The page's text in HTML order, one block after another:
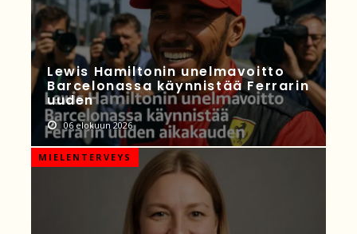
Lewis Hamiltonin unelmavoitto
Barcelonassa käynnistää Ferrarin
uuden
06 elokuun 2026
MIELENTERVEYS